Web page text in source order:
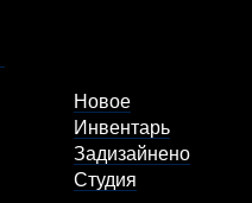
Новое
Инвентарь
Задизайнено
Студия